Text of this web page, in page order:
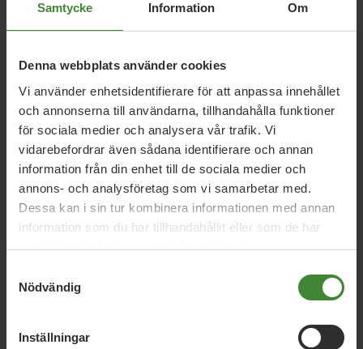
Samtycke Information Om
Denna webbplats använder cookies
Vi använder enhetsidentifierare för att anpassa innehållet
och annonserna till användarna, tillhandahålla funktioner
för sociala medier och analysera vår trafik. Vi
vidarebefordrar även sådana identifierare och annan
information från din enhet till de sociala medier och
annons- och analysföretag som vi samarbetar med.
Dessa kan i sin tur kombinera informationen med annan
information som du har tillhandahållit eller som de har
samlat in när du har använt deras tjänster.
Nödvändig
Inställningar
Jonas Svensson
Karolina Pontén
Klas Eriksson
Aderum
Tony Johansson
Nyckelperson/kansli
Miljöpartiet de Gröna i
Västra Götaland
Alva Bergström Joakim Larsson
Johan Hellström
Johan Örnemar
Karolina Pontén
Martin Jordö
Merete Kapstad
Nicklas Attefjord
Sophia Nilsson
Thony Andreasson Aderum
Ulrika